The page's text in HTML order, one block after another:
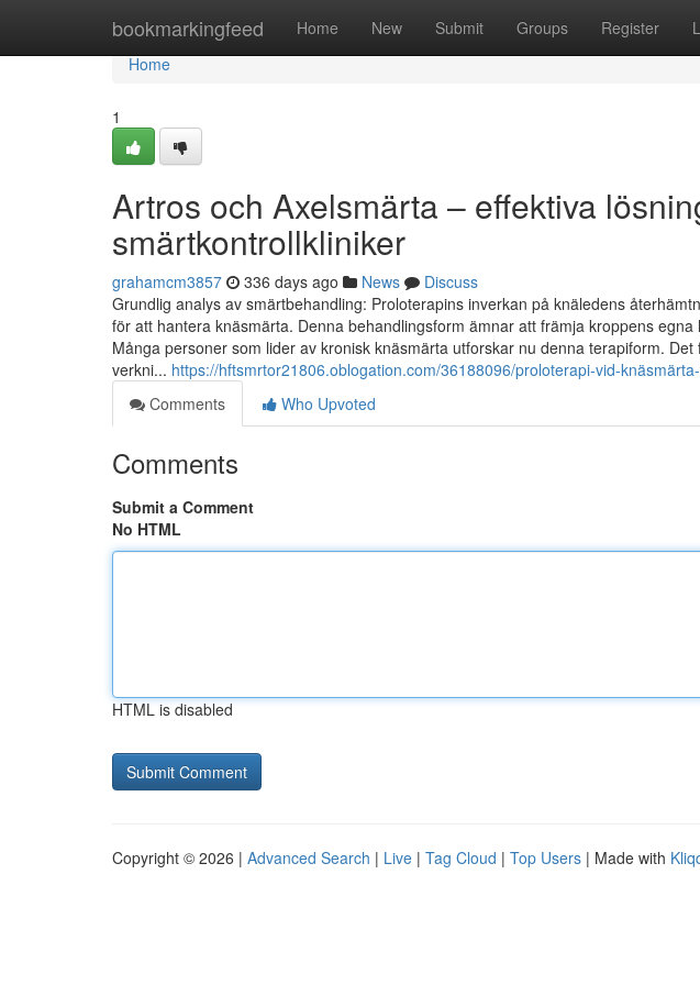
bookmarkingfeed Home New Submit Groups Register
Home
Home
1
Artros och Axelsmärta – effektiva
smärtkontrollkliniker
grahamcm3857 336 days ago News
Discuss
Grundlig analys av smärtbehandling: Proloterapins inverkan på knäledens
för att hantera knäsmärta. Denna behandlingsform ämnar att främja kroppens
Många personer som lider av kronisk knäsmärta utforskar nu denna terapiform.
verkni... https://hftsmrtor21806.oblogation.com/36188096/proloterapi-vid-
Comments
Who Upvoted
Comments
Submit a Comment
No HTML
HTML is disabled
Copyright © 2026 | Advanced Search | Live | Tag Cloud | Top Users | Made with